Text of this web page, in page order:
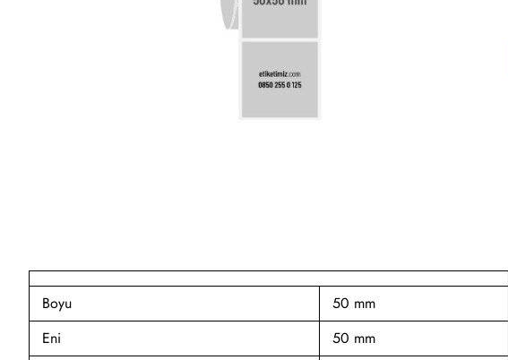
Boyu
50 mm
Eni
50 mm